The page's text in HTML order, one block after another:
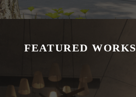
FEATURED WORKS